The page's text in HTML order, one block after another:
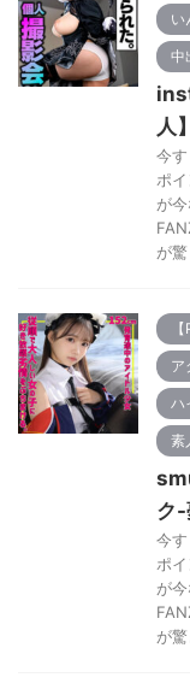
い
中
人】
今
ポ
が
が
ア
ハ
素
ク-
今
ポ
が
が